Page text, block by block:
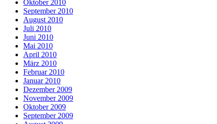
Oktober 2010
September 2010
August 2010
Juli 2010
Juni 2010
Mai 2010
April 2010
März 2010
Februar 2010
Januar 2010
Dezember 2009
November 2009
Oktober 2009
September 2009